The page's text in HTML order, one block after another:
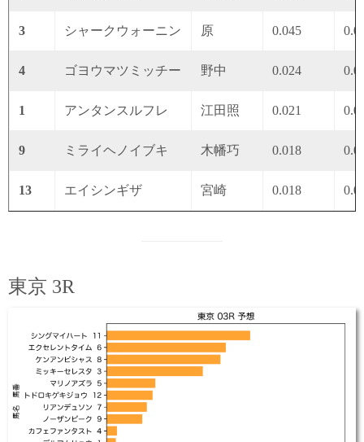
3 シャークウォーニン 原 0.045
4 ゴヨウマツミッチー 野中 0.024
1 アンタンスルフレ 江田照 0.021
9 ミライヘノイブキ 木幡巧 0.018
13 エイシンギザ 宮崎 0.018
東京 3R